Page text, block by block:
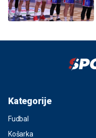
Kategorije
Fudbal
Košarka